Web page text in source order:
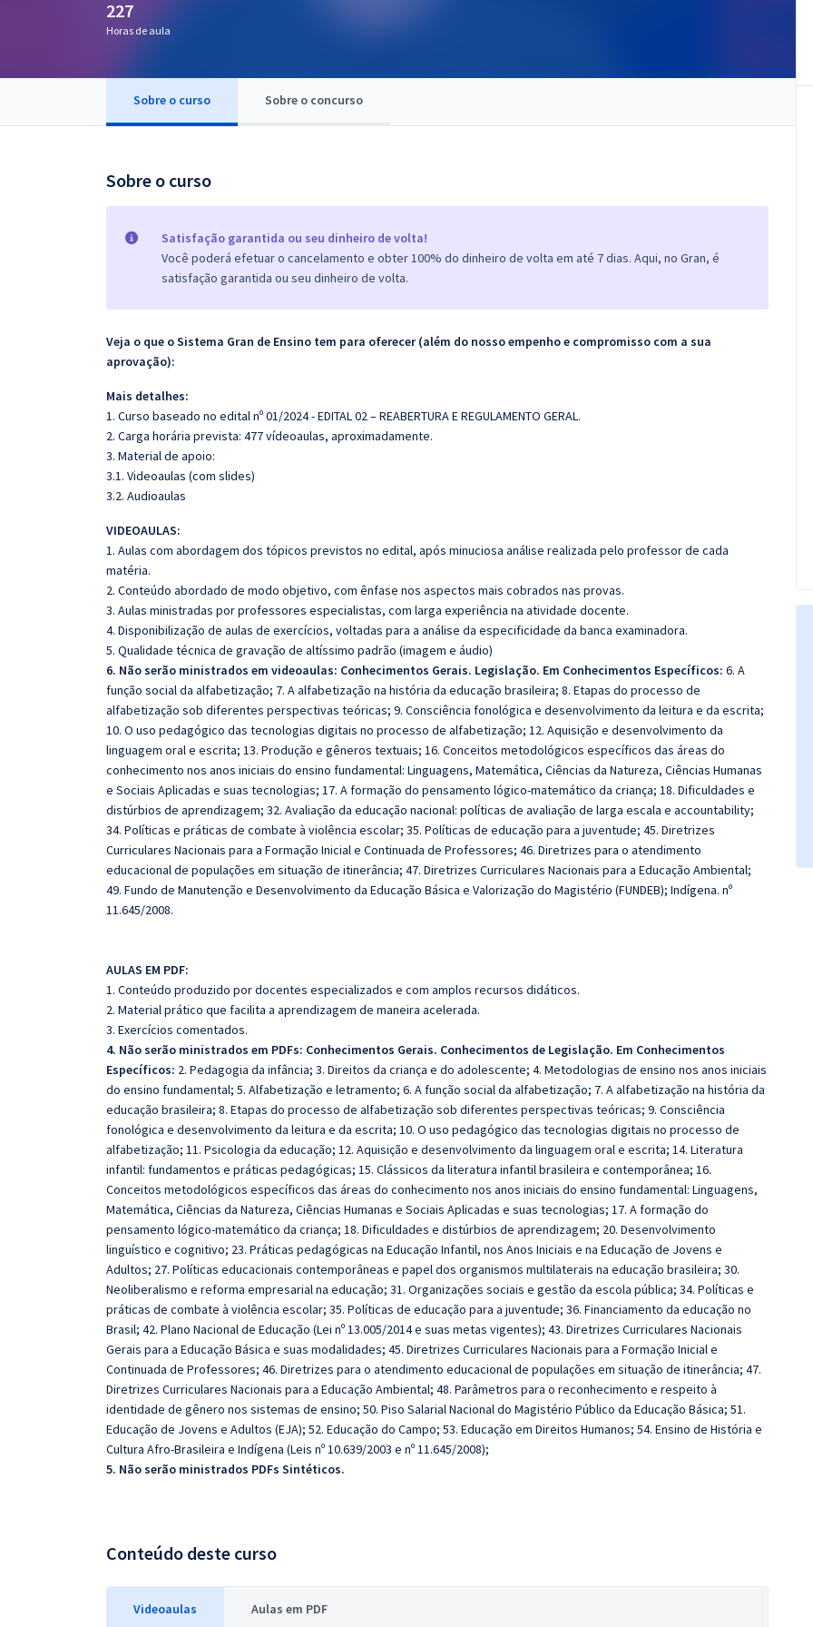
Questões grátis
227
Horas de aula
Sobre o curso Sobre o concurso
Sobre o curso
Satisfação garantida ou seu dinheiro de volta!
Você poderá efetuar o cancelamento e obter 100% do dinheiro de volta em até 7 dias. Aqui, no Gran, é
satisfação garantida ou seu dinheiro de volta.
Veja o que o Sistema Gran de Ensino tem para oferecer (além do nosso empenho e compromisso com a sua
aprovação):
Mais detalhes:
1. Curso baseado no edital nº 01/2024 - EDITAL 02 – REABERTURA E REGULAMENTO GERAL.
2. Carga horária prevista: 477 vídeoaulas, aproximadamente.
3. Material de apoio:
3.1. Videoaulas (com slides)
3.2. Audioaulas
VIDEOAULAS:
1. Aulas com abordagem dos tópicos previstos no edital, após minuciosa análise realizada pelo professor de cada
matéria.
2. Conteúdo abordado de modo objetivo, com ênfase nos aspectos mais cobrados nas provas.
3. Aulas ministradas por professores especialistas, com larga experiência na atividade docente.
4. Disponibilização de aulas de exercícios, voltadas para a análise da especificidade da banca examinadora.
5. Qualidade técnica de gravação de altíssimo padrão (imagem e áudio)
6. Não serão ministrados em videoaulas: Conhecimentos Gerais. Legislação. Em Conhecimentos Específicos: 6. A
função social da alfabetização; 7. A alfabetização na história da educação brasileira; 8. Etapas do processo de
alfabetização sob diferentes perspectivas teóricas; 9. Consciência fonológica e desenvolvimento da leitura e da escrita;
10. O uso pedagógico das tecnologias digitais no processo de alfabetização; 12. Aquisição e desenvolvimento da
linguagem oral e escrita; 13. Produção e gêneros textuais; 16. Conceitos metodológicos específicos das áreas do
conhecimento nos anos iniciais do ensino fundamental: Linguagens, Matemática, Ciências da Natureza, Ciências Humanas
e Sociais Aplicadas e suas tecnologias; 17. A formação do pensamento lógico-matemático da criança; 18. Dificuldades e
distúrbios de aprendizagem; 32. Avaliação da educação nacional: políticas de avaliação de larga escala e accountability;
34. Políticas e práticas de combate à violência escolar; 35. Políticas de educação para a juventude; 45. Diretrizes
Curriculares Nacionais para a Formação Inicial e Continuada de Professores; 46. Diretrizes para o atendimento
educacional de populações em situação de itinerância; 47. Diretrizes Curriculares Nacionais para a Educação Ambiental;
49. Fundo de Manutenção e Desenvolvimento da Educação Básica e Valorização do Magistério (FUNDEB); Indígena. nº
11.645/2008.
AULAS EM PDF:
1. Conteúdo produzido por docentes especializados e com amplos recursos didáticos.
2. Material prático que facilita a aprendizagem de maneira acelerada.
3. Exercícios comentados.
4. Não serão ministrados em PDFs: Conhecimentos Gerais. Conhecimentos de Legislação. Em Conhecimentos
Específicos: 2. Pedagogia da infância; 3. Direitos da criança e do adolescente; 4. Metodologias de ensino nos anos iniciais
do ensino fundamental; 5. Alfabetização e letramento; 6. A função social da alfabetização; 7. A alfabetização na história da
educação brasileira; 8. Etapas do processo de alfabetização sob diferentes perspectivas teóricas; 9. Consciência
fonológica e desenvolvimento da leitura e da escrita; 10. O uso pedagógico das tecnologias digitais no processo de
alfabetização; 11. Psicologia da educação; 12. Aquisição e desenvolvimento da linguagem oral e escrita; 14. Literatura
infantil: fundamentos e práticas pedagógicas; 15. Clássicos da literatura infantil brasileira e contemporânea; 16.
Conceitos metodológicos específicos das áreas do conhecimento nos anos iniciais do ensino fundamental: Linguagens,
Matemática, Ciências da Natureza, Ciências Humanas e Sociais Aplicadas e suas tecnologias; 17. A formação do
pensamento lógico-matemático da criança; 18. Dificuldades e distúrbios de aprendizagem; 20. Desenvolvimento
linguístico e cognitivo; 23. Práticas pedagógicas na Educação Infantil, nos Anos Iniciais e na Educação de Jovens e
Adultos; 27. Políticas educacionais contemporâneas e papel dos organismos multilaterais na educação brasileira; 30.
Neoliberalismo e reforma empresarial na educação; 31. Organizações sociais e gestão da escola pública; 34. Políticas e
práticas de combate à violência escolar; 35. Políticas de educação para a juventude; 36. Financiamento da educação no
Brasil; 42. Plano Nacional de Educação (Lei nº 13.005/2014 e suas metas vigentes); 43. Diretrizes Curriculares Nacionais
Gerais para a Educação Básica e suas modalidades; 45. Diretrizes Curriculares Nacionais para a Formação Inicial e
Continuada de Professores; 46. Diretrizes para o atendimento educacional de populações em situação de itinerância; 47.
Diretrizes Curriculares Nacionais para a Educação Ambiental; 48. Parâmetros para o reconhecimento e respeito à
identidade de gênero nos sistemas de ensino; 50. Piso Salarial Nacional do Magistério Público da Educação Básica; 51.
Educação de Jovens e Adultos (EJA); 52. Educação do Campo; 53. Educação em Direitos Humanos; 54. Ensino de História e
Cultura Afro-Brasileira e Indígena (Leis nº 10.639/2003 e nº 11.645/2008);
5. Não serão ministrados PDFs Sintéticos.
Conteúdo deste curso
Videoaulas Aulas em PDF